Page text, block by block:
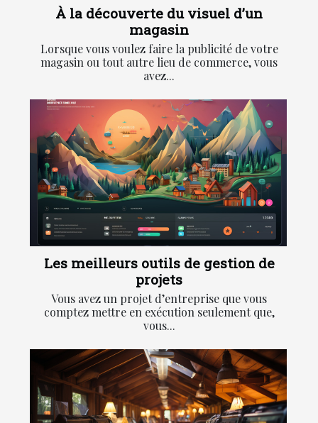
À la découverte du visuel d’un
magasin
Lorsque vous voulez faire la publicité de votre
magasin ou tout autre lieu de commerce, vous
avez...
Les meilleurs outils de gestion de
projets
Vous avez un projet d’entreprise que vous
comptez mettre en exécution seulement que,
vous...